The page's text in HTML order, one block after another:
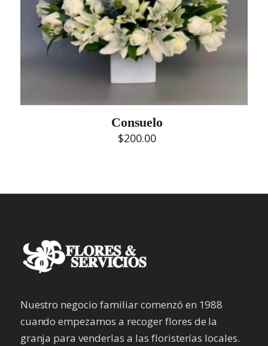
Consuelo
$200.00
Nuestro negocio familiar comenzó en 1988
cuando empezamos a recoger flores de la
granja para venderlas a las floristerías locales.